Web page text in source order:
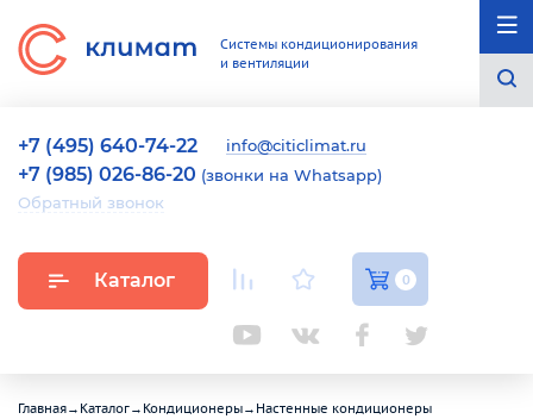
Системы кондиционирования
и вентиляции
+7 (495) 640-74-22 info@citiclimat.ru
+7 (985) 026-86-20 (звонки на Whatsapp)
Обратный звонок
Каталог 0
Главная→ Каталог→ Кондиционеры→ Настенные кондиционеры